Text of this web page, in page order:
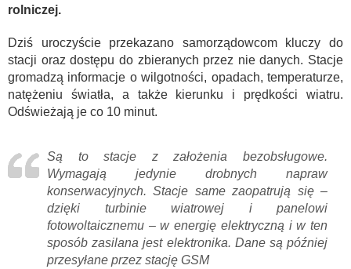
rolniczej.
Dziś uroczyście przekazano samorządowcom kluczy do
stacji oraz dostępu do zbieranych przez nie danych. Stacje
gromadzą informacje o wilgotności, opadach, temperaturze,
natężeniu światła, a także kierunku i prędkości wiatru.
Odświeżają je co 10 minut.
Są to stacje z założenia bezobsługowe.
Wymagają jedynie drobnych napraw
konserwacyjnych. Stacje same zaopatrują się –
dzięki turbinie wiatrowej i panelowi
fotowoltaicznemu – w energię elektryczną i w ten
sposób zasilana jest elektronika. Dane są później
przesyłane przez stację GSM